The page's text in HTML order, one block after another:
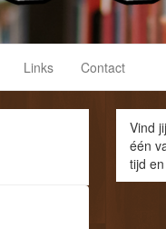
Links Contact
Vind
één
tijd